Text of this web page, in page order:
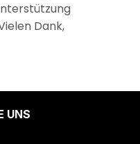
Dank,
UNS